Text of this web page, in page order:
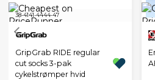
38-4141-4444-47
GripGrab RIDE regular
cut socks 3-pak
cykelstrømper hvid